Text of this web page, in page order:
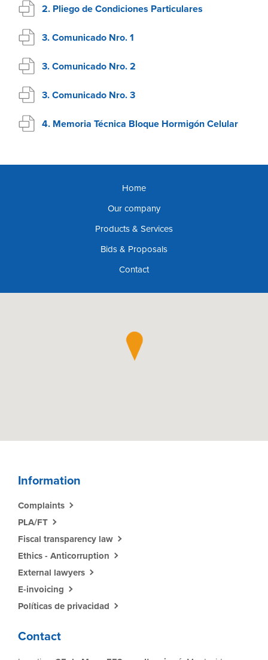
2. Pliego de Condiciones Particulares
3. Comunicado Nro. 1
3. Comunicado Nro. 2
3. Comunicado Nro. 3
4. Memoria Técnica Bloque Hormigón Celular
Home
Our company
Products & Services
Bids & Proposals
Contact
Information
Complaints
PLA/FT
Fiscal transparency law
Ethics - Anticorruption
External lawyers
E-invoicing
Políticas de privacidad
Contact